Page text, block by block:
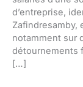
d’entreprise,
Zafindresamby,
notamment sur
détournements
[…]